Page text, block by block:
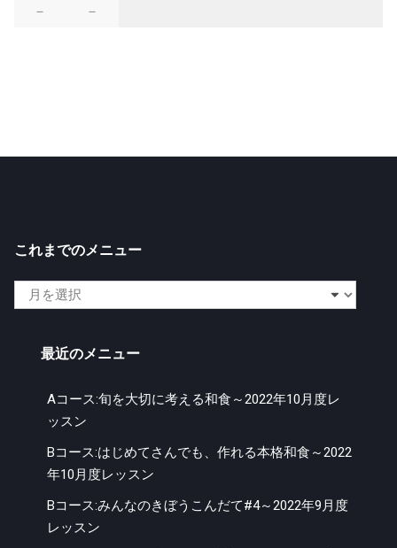
－
－
これまでのメニュー
れ
最近のメニュー
Aコース:旬を大切に考える和食～2022年10月度レ
ッスン
Bコース:はじめてさんでも、作れる本格和食～2022
年10月度レッスン
Bコース:みんなのきぼうこんだて#4～2022年9月度
レッスン